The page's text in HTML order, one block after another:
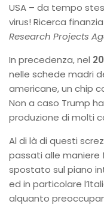
USA – da tempo
virus! Ricerca
Research Projects
In precedenza, nel
nelle schede madri
americane, un chip
Non a caso Trump
produzione di molti
Al di là di questi
passati alle maniere
spostato sul piano
ed in particolare
alquanto